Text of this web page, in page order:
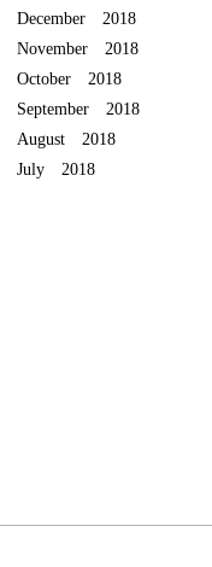
December 2018
November 2018
October 2018
September 2018
August 2018
July 2018